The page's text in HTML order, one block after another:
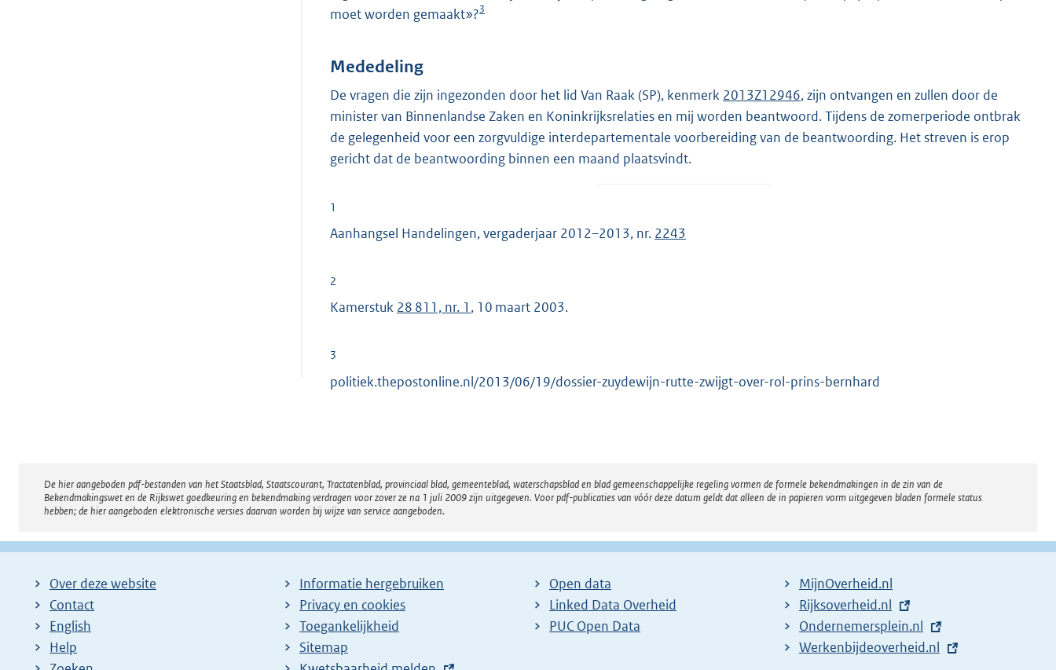
moet worden gemaakt»?3
Mededeling
De vragen die zijn ingezonden door het lid Van Raak (SP), kenmerk 2013Z12946, zijn ontvangen en zullen door de
minister van Binnenlandse Zaken en Koninkrijksrelaties en mij worden beantwoord. Tijdens de zomerperiode ontbrak
de gelegenheid voor een zorgvuldige interdepartementale voorbereiding van de beantwoording. Het streven is erop
gericht dat de beantwoording binnen een maand plaatsvindt.
1
Aanhangsel Handelingen, vergaderjaar 2012–2013, nr. 2243
2
Kamerstuk 28 811, nr. 1 , 10 maart 2003.
3
politiek.thepostonline.nl/2013/06/19/dossier-zuydewijn-rutte-zwijgt-over-rol-prins-bernhard
Disclaimer
De hier aangeboden pdf-bestanden van het Staatsblad, Staatscourant, Tractatenblad, provinciaal blad, gemeenteblad, waterschapsblad en blad gemeenschappelijke regeling vormen de formele bekendmakingen in de zin van de
Bekendmakingswet en de Rijkswet goedkeuring en bekendmaking verdragen voor zover ze na 1 juli 2009 zijn uitgegeven. Voor pdf-publicaties van vóór deze datum geldt dat alleen de in papieren vorm uitgegeven bladen formele status
hebben; de hier aangeboden elektronische versies daarvan worden bij wijze van service aangeboden.
Over deze website
Contact
English
Help
Informatie hergebruiken
Privacy en cookies
Toegankelijkheid
Sitemap
Open data
Linked Data Overheid
PUC Open Data
MijnOverheid.nl
E
x
t
Rijksoverheid.nl
E
x
Ondernemersplein.nl
E
Werkenbijdeoverheid.nl